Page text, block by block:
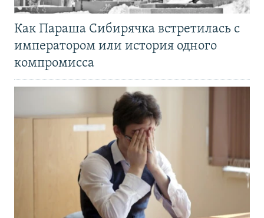
Как Параша Сибирячка встретилась с
императором или история одного
компромисса